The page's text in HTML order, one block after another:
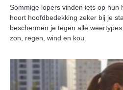
Sommige lopers vinden iets op hun
hoort hoofdbedekking zeker bij je
beschermen je tegen alle
zon, regen, wind en kou.